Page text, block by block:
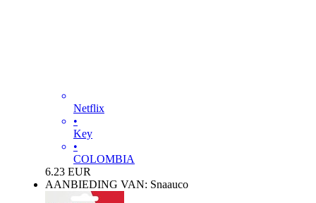
Netflix
•
Key
•
COLOMBIA
6.23 EUR
AANBIEDING VAN: Snaauco